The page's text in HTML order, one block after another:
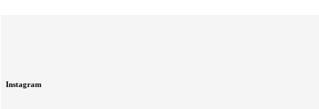
Instagram